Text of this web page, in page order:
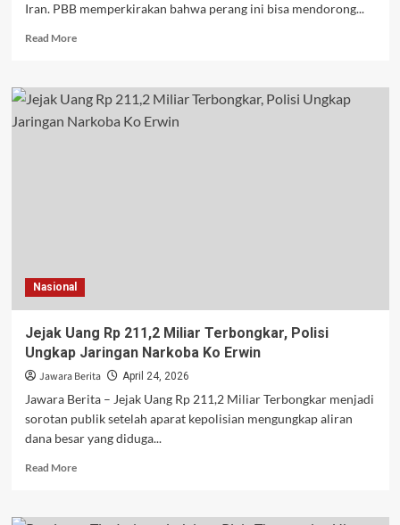
Iran. PBB memperkirakan bahwa perang ini bisa mendorong...
Read MoreRead
PBB
Peringatkan,
Perang
dan
Pangan
Global
Nasional
Jejak Uang Rp 211,2 Miliar Terbongkar, Polisi
Ungkap Jaringan Narkoba Ko Erwin
Jawara Berita April 24, 2026
Jawara Berita – Jejak Uang Rp 211,2 Miliar Terbongkar menjadi
sorotan publik setelah aparat kepolisian mengungkap aliran
dana besar yang diduga...
Read MoreRead
Jejak